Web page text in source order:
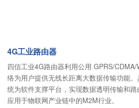
4G工业路由器
四信工业4G路由器利用公用 GPRS/
络为用户提供无线长距离大数据传输功能
统为软件支撑平台，实现数据透明传输和
应用于物联网产业链中的M2M行业。